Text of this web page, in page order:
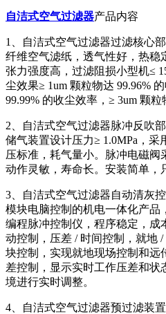
自洁式空气过滤器产品内容
1、自洁式空气过滤器过滤核心
纤维空气滤纸，透气性好，热稳
张力强度高，过滤阻损小型机≤
尘效果≥ 1um 颗粒物达 99.96%
99.99% 的收尘效率，≥ 3um 颗粒
2、自洁式空气过滤器脉冲反吹
储气装置设计压力≥ 1.0MPa，
压标准，耗气量小。脉冲电磁阀
动作灵敏，寿命长。安装简单，
3、自洁式空气过滤器自动清灰
模块电脑控制的机电一体化产品
编程脉冲控制仪，程序稳定，成
动控制，压差 / 时间控制，就地
块控制，实现就地现场控制和远
差控制，显示实时工作压差和
境进行实时调整。
4、自洁式空气过滤器预过滤装